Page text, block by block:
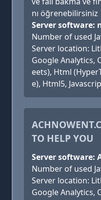
nı öğrenebilirsiniz
Server software:
Number of used
Server location:
Google Analytics,
eets), Html
e), Html5,
TO HELP YOU
Server software:
Number of used
Server location:
Google Analytics,